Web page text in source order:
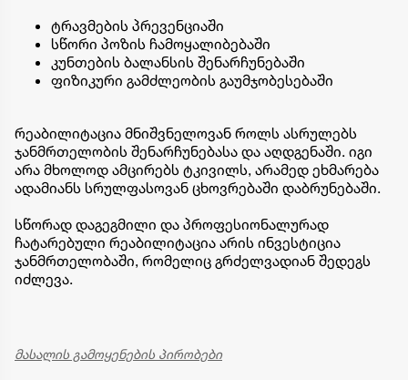
ტრავმების პრევენციაში
სწორი პოზის ჩამოყალიბებაში
კუნთების ბალანსის შენარჩუნებაში
ფიზიკური გამძლეობის გაუმჯობესებაში
რეაბილიტაცია მნიშვნელოვან როლს ასრულებს
ჯანმრთელობის შენარჩუნებასა და აღდგენაში. იგი
არა მხოლოდ ამცირებს ტკივილს, არამედ ეხმარება
ადამიანს სრულფასოვან ცხოვრებაში დაბრუნებაში.
სწორად დაგეგმილი და პროფესიონალურად
ჩატარებული რეაბილიტაცია არის ინვესტიცია
ჯანმრთელობაში, რომელიც გრძელვადიან შედეგს
იძლევა.
მასალის გამოყენების პირობები